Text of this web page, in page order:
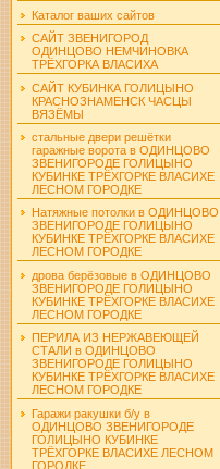
Каталог ваших сайтов
САЙТ ЗВЕНИГОРОД
ОДИНЦОВО НЕМЧИНОВКА
ТРЁХГОРКА ВЛАСИХА
САЙТ КУБИНКА ГОЛИЦЫНО
КРАСНОЗНАМЕНСК ЧАСЦЫ
ВЯЗЁМЫ
стальные двери решётки
гаражные ворота в ОДИНЦОВО
ЗВЕНИГОРОДЕ ГОЛИЦЫНО
КУБИНКЕ ТРЁХГОРКЕ ВЛАСИХЕ
ЛЕСНОМ ГОРОДКЕ
Натяжные потолки в ОДИНЦОВО
ЗВЕНИГОРОДЕ ГОЛИЦЫНО
КУБИНКЕ ТРЁХГОРКЕ ВЛАСИХЕ
ЛЕСНОМ ГОРОДКЕ
дрова берёзовые в ОДИНЦОВО
ЗВЕНИГОРОДЕ ГОЛИЦЫНО
КУБИНКЕ ТРЁХГОРКЕ ВЛАСИХЕ
ЛЕСНОМ ГОРОДКЕ
ПЕРИЛА ИЗ НЕРЖАВЕЮЩЕЙ
СТАЛИ в ОДИНЦОВО
ЗВЕНИГОРОДЕ ГОЛИЦЫНО
КУБИНКЕ ТРЁХГОРКЕ ВЛАСИХЕ
ЛЕСНОМ ГОРОДКЕ
Гаражи ракушки б/у в
ОДИНЦОВО ЗВЕНИГОРОДЕ
ГОЛИЦЫНО КУБИНКЕ
ТРЁХГОРКЕ ВЛАСИХЕ ЛЕСНОМ
ГОРОДКЕ